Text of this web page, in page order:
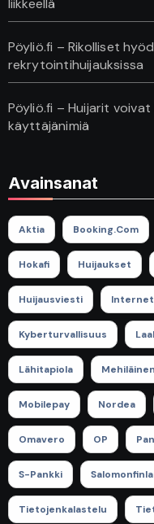
Pöyliö.fi – Rikolliset
rekrytointihuijauksissa
Pöyliö.fi – Huijarit
käyttäjänimiä
Avainsanat
Aktia Booking.com
Hokafi Huijaukset
Huijausviesti Internet
Kyberturvallisuus
Lähitapiola Mehiläinen
Mobilepay Nordea
Omavero OP
S-Pankki
Tietojenkalastelu